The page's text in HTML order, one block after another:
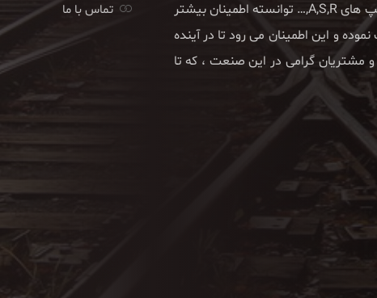
واردات یا تامین انواع ریل های صنعتی و قطاری در انواع تیپ های A,S,R,… توانسته اطمینان بیشتر
و این اطمینان می رود تا در آینده
مشتریان گرامی در این صنعت ، که تا
تماس با ما